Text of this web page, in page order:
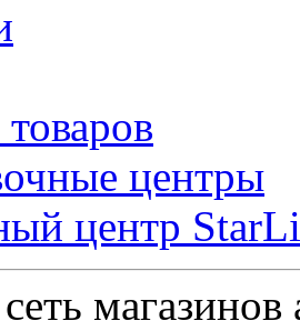
центры
центр
магазинов